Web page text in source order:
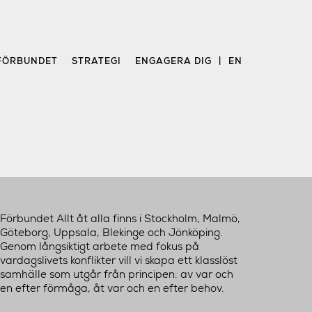
STRATEGI ENGAGERA DIG EN
Förbundet Allt åt alla finns i Stockholm, Malmö,
Göteborg, Uppsala, Blekinge och Jönköping.
Genom långsiktigt arbete med fokus på
vardagslivets konflikter vill vi skapa ett klasslöst
samhälle som utgår från principen: av var och
en efter förmåga, åt var och en efter behov.